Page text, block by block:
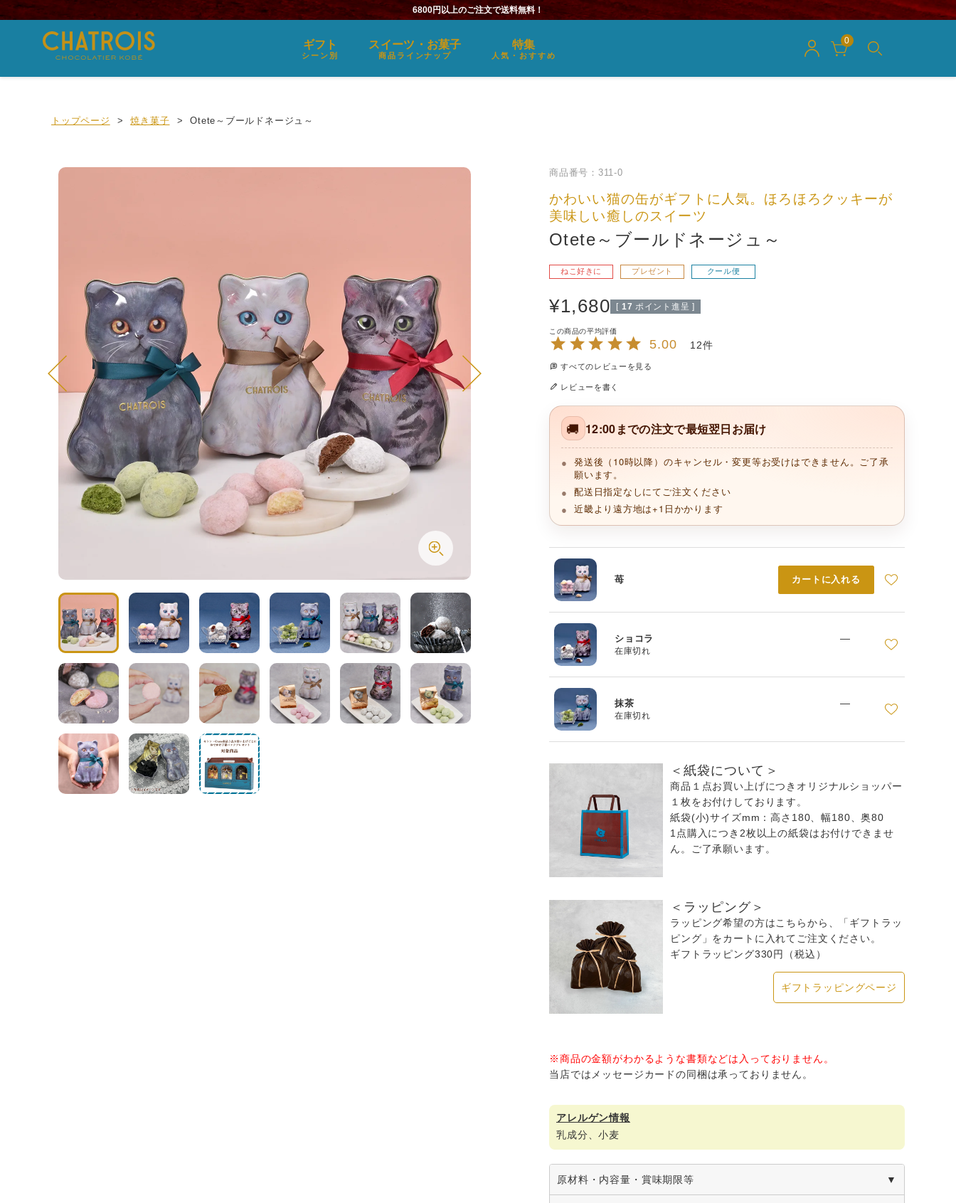
6800円以上のご注文で送料無料！
ギフト
シーン別
スイーツ・お菓子
商品ラインナップ
特集
人気・おすすめ
0
トップページ 焼き菓子 Otete～ブールドネージュ～
商品番号 311-0
かわいい猫の缶がギフトに人気。ほろほろクッキーが
美味しい癒しのスイーツ
Otete～ブールドネージュ～
ねこ好きに プレゼント クール便
¥1,680 [ 17 ポイント進呈 ]
5.00 12
すべてのレビューを見る
レビューを書く
🚚 12:00までの注文で最短翌日お届け
発送後（10時以降）のキャンセル・変更等お受けはできません。ご了承
願います。
配送日指定なしにてご注文ください
近畿より遠方地は+1日かかります
苺 カートに入れる
ショコラ
在庫切れ
—
抹茶
在庫切れ
—
＜紙袋について＞
商品１点お買い上げにつきオリジナルショッパー
１枚をお付けしております。
紙袋(小)サイズmm：高さ180、幅180、奥80
1点購入につき2枚以上の紙袋はお付けできませ
ん。ご了承願います。
＜ラッピング＞
ラッピング希望の方はこちらから、「ギフトラッ
ピング」をカートに入れてご注文ください。
ギフトラッピング330円（税込）
ギフトラッピングページ
※商品の金額がわかるような書類などは入っておりません。
当店ではメッセージカードの同梱は承っておりません。
アレルゲン情報
乳成分、小麦
原材料・内容量・賞味期限等